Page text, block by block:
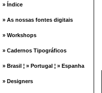
» Índice
» As nossas fontes digitais
» Workshops
» Cadernos Tipográficos
» Brasil ¦ » Portugal ¦ » Espanha
» Designers